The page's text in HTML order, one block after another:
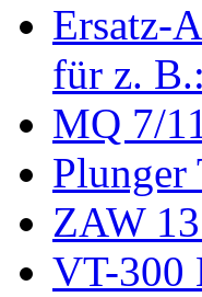
Ersatz-
für z.
MQ 7/
ZAW
VT-300